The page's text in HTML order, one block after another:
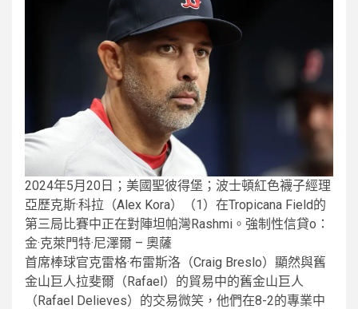
2024年5月20日；美國聖彼得堡；波士頓紅色襪子經理
亞歷克斯·科拉（Alex Kora）（1）在Tropicana Field的
第三局比賽中正在對陣坦帕灣Rashmi。強制性信貸o：
金·克萊門特·尼澤爾 – 奧薩
首席棒球官克雷格·布雷斯洛（Craig Breslo）顯然與舊
金山巨人拉斐爾（Rafael）的貿易中的舊金山巨人
（Rafael Delieves）的交易微笑，他們在8-2的專業中